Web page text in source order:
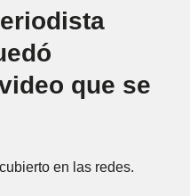
que se
en las redes.